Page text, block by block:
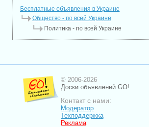
Бесплатные объявления в Украине
Общество - по всей Украине
Политика - по всей Украине
© 2006-2026
Доски объявлений GO!
Контакт с нами:
Модератор
Техподдержка
Реклама